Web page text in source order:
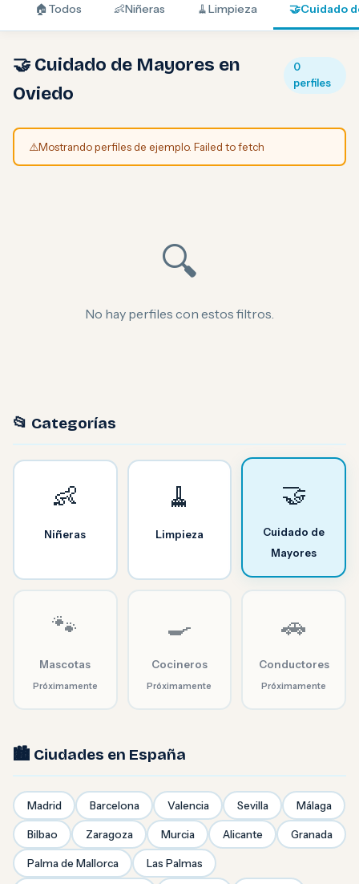
🏠 Todos 👶Niñeras 🧹Limpieza 🤝Cuidado
🤝 Cuidado de Mayores en
Oviedo
0
perfiles
⚠️Mostrando perfiles de ejemplo. Failed to fetch
🔍
No hay perfiles con estos filtros.
📂 Categorías
👶
Niñeras
🧹
Limpieza
🤝
Cuidado de
Mayores
🐾
Mascotas
Próximamente
🍳
Cocineros
Próximamente
🚗
Conductores
Próximamente
🏙️ Ciudades en España
Madrid Barcelona Valencia Sevilla Málaga
Bilbao Zaragoza Murcia Alicante Granada
Palma de Mallorca Las Palmas